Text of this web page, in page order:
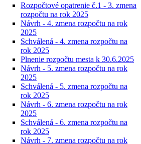
Rozpočtové opatrenie č.1 - 3. zmena
rozpočtu na rok 2025
Návrh - 4. zmena rozpočtu na rok
2025
Schválená - 4. zmena rozpočtu na
rok 2025
Plnenie rozpočtu mesta k 30.6.2025
Návrh - 5. zmena rozpočtu na rok
2025
Schválená - 5. zmena rozpočtu na
rok 2025
Návrh - 6. zmena rozpočtu na rok
2025
Schválená - 6. zmena rozpočtu na
rok 2025
Návrh - 7. zmena rozpočtu na rok